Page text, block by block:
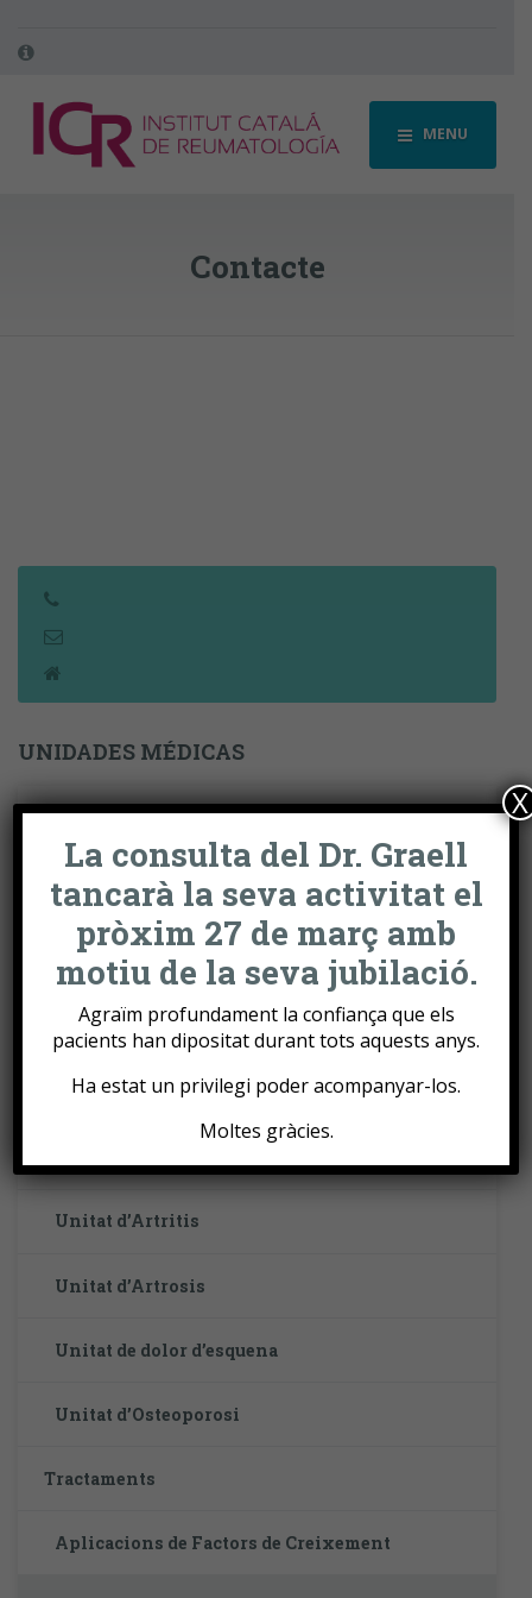
MENU
Contacte
UNIDADES MÉDICAS
Unidad de Artritis
Unidad de Artrosis
Unidad de dolor de Espalda
Unidad de Osteoporosis
UNITAT MÈDIQUES
Unitat d’Artritis
Unitat d’Artrosis
Unitat de dolor d’esquena
Unitat d’Osteoporosi
Tractaments
Aplicacions de Factors de Creixement
La consulta del Dr. Graell
tancarà la seva activitat el
pròxim 27 de març amb
motiu de la seva jubilació.
Agraïm profundament la confiança que els
pacients han dipositat durant tots aquests anys.
Ha estat un privilegi poder acompanyar-los.
Moltes gràcies.
X